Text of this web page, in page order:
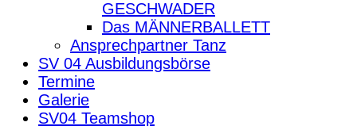
GESCHWADER
Das MÄNNERBALLETT
Ansprechpartner Tanz
SV 04 Ausbildungsbörse
Termine
Galerie
SV04 Teamshop